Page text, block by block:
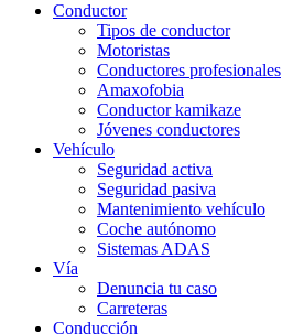
Conductor
Tipos de conductor
Motoristas
Conductores profesionales
Amaxofobia
Conductor kamikaze
Jóvenes conductores
Vehículo
Seguridad activa
Seguridad pasiva
Mantenimiento vehículo
Coche autónomo
Sistemas ADAS
Vía
Denuncia tu caso
Carreteras
Conducción